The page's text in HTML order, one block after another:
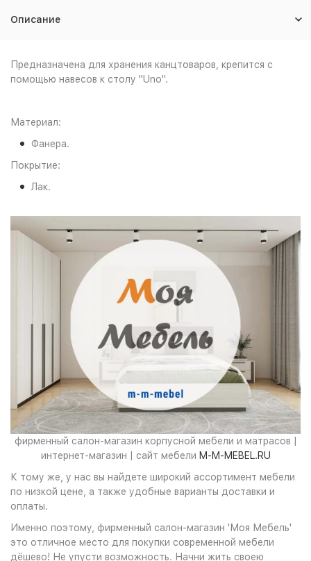
Описание
Предназначена для хранения канцтоваров, крепится с
помощью навесов к столу "Uno".
Материал:
Фанера.
Покрытие:
Лак.
фирменный салон-магазин корпусной мебели и матрасов |
интернет-магазин | сайт мебели M-M-MEBEL.RU
К тому же, у нас вы найдете широкий ассортимент мебели
по низкой цене, а также удобные варианты доставки и
оплаты.
Именно поэтому, фирменный салон-магазин 'Моя Мебель'
это отличное место для покупки современной мебели
дёшево! Не упусти возможность. Начни жить своею